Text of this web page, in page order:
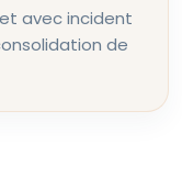
avec incident
de